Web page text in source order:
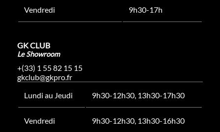
Vendredi 9h30-17h
GK CLUB
Le Showroom
+(33) 1 55 82 15 15
gkclub@gkpro.fr
Lundi au Jeudi
9h30-12h30, 13h30-17h30
Vendredi 9h30-12h30, 13h30-16h30